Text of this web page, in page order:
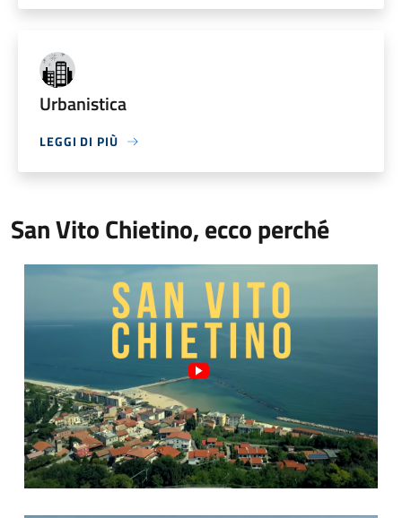
Urbanistica
LEGGI DI PIÙ
San Vito Chietino, ecco perché
Video Comune di San Vito Chietino